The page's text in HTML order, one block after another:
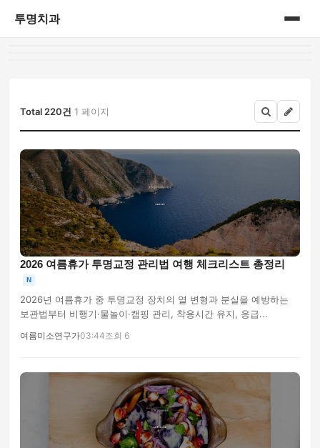
투명치과
Total 220건 1 페이지
2026 여름휴가 투명교정 관리법 여행 체크리스트 총정리
N
2026년 여름휴가 중 투명교정 장치의 열 변형과 분실을 예방하는
보관법부터 비행기·물놀이·캠핑 관리, 착용시간 유지, 응급...
여름미소연구가03:44조회 6